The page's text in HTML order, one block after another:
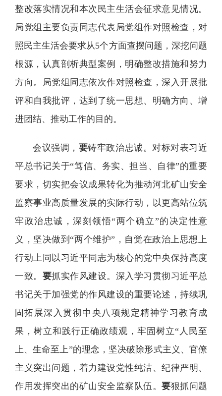
整改落实情况和本次民主生活会征求意见情况。
局党组主要负责同志代表局党组作对照检查，对
照民主生活会要求从5个方面查摆问题，深挖问题
根源，认真剖析典型案例，明确整改措施和努力
方向。局党组同志依次作对照检查，深入开展批
评和自我批评，达到了统一思想、明确方向、增
进团结、推动工作的目的。
会议强调， 要铸牢政治忠诚。对标对表习近
平总书记关于“笃信、务实、担当、自律”的重要
要求，切实把会议成果转化为推动河北矿山安全
监察事业高质量发展的实际行动，以更高站位筑
牢政治忠诚，深刻领悟“两个确立”的决定性意
义，坚决做到“两个维护”，自觉在政治上思想上
行动上同以习近平同志为核心的党中央保持高度
一致。 要抓实作风建设。深入学习贯彻习近平总
书记关于加强党的作风建设的重要论述，持续巩
固拓展深入贯彻中央八项规定精神学习教育成
果，树立和践行正确政绩观，牢固树立“人民至
上、生命至上”的理念，坚决破除形式主义、官僚
主义突出问题，着力建设党性纯洁、纪律严明、
作用发挥突出的矿山安全监察队伍。 要狠抓问题